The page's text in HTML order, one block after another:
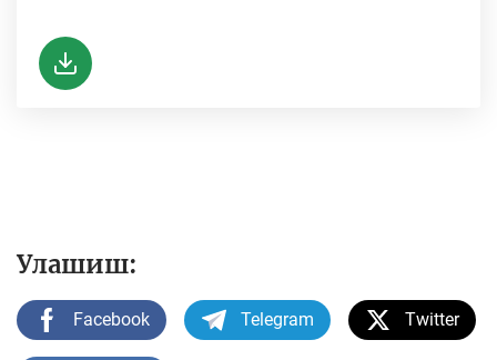
Улашиш:
Facebook Telegram Twitter